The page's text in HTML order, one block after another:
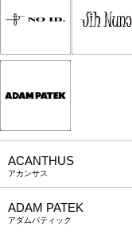
ACANTHUS
アカンサス
ADAM PATEK
アダムパティック